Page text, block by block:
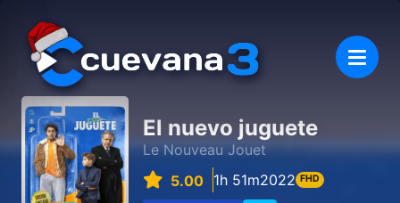
El nuevo juguete
Le Nouveau Jouet
5.00 1h 51m2022 FHD